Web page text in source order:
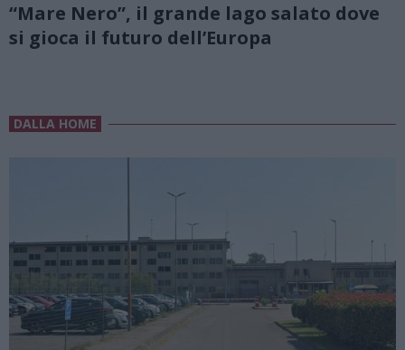
“Mare Nero”, il grande lago salato dove
si gioca il futuro dell’Europa
DALLA HOME